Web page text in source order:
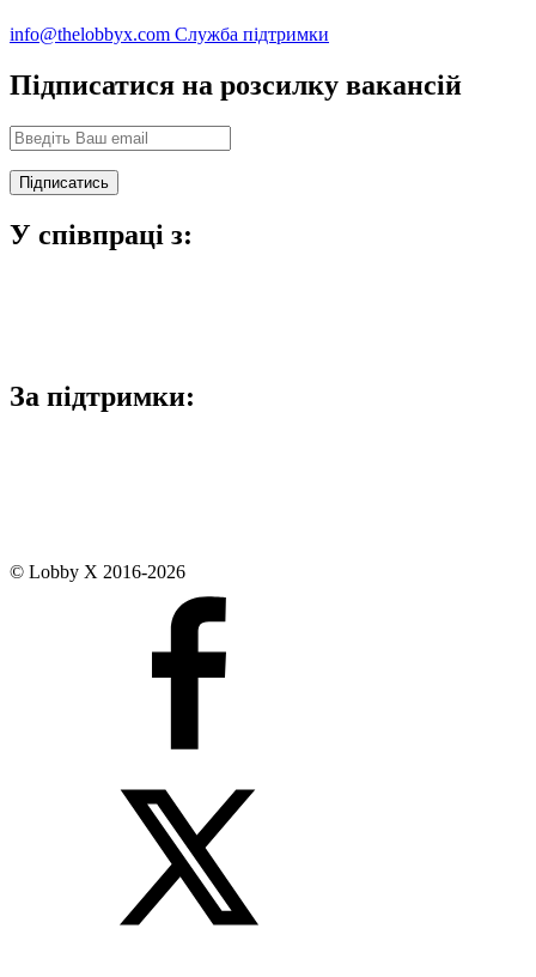
info@thelobbyx.com Служба підтримки
Підписатися на розсилку вакансій
У співпраці з:
За підтримки:
© Lobby X 2016-2026